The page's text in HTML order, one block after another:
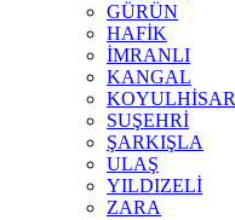
GÜRÜN
HAFİK
İMRANLI
KANGAL
KOYULHİSAR
SUŞEHRİ
ŞARKIŞLA
ULAŞ
YILDIZELİ
ZARA